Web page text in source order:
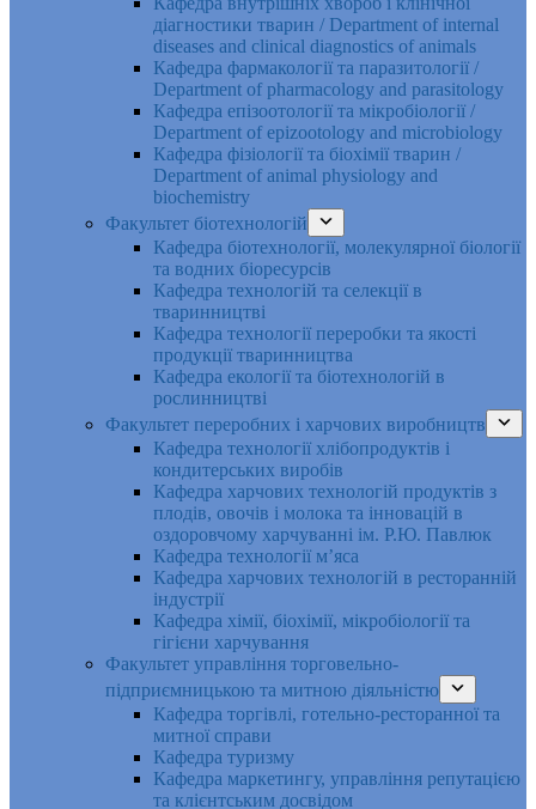
діагностики тварин / Department of internal
diseases and clinical diagnostics of animals
Кафедра фармакології та паразитології /
Department of pharmacology and parasitology
Кафедра епізоотології та мікробіології /
Department of epizootology and microbiology
Кафедра фізіології та біохімії тварин /
Department of animal physiology and
biochemistry
Факультет біотехнологій
Кафедра біотехнології, молекулярної біології
та водних біоресурсів
Кафедра технологій та селекції в
тваринництві
Кафедра технології переробки та якості
продукції тваринництва
Кафедра екології та біотехнологій в
рослинництві
Факультет переробних і харчових виробництв
Кафедра технології хлібопродуктів і
кондитерських виробів
Кафедра харчових технологій продуктів з
плодів, овочів і молока та інновацій в
оздоровчому харчуванні ім. Р.Ю. Павлюк
Кафедра технології м’яса
Кафедра харчових технологій в ресторанній
індустрії
Кафедра хімії, біохімії, мікробіології та
гігієни харчування
Факультет управління торговельно-
підприємницькою та митною діяльністю
Кафедра торгівлі, готельно-ресторанної та
митної справи
Кафедра туризму
Кафедра маркетингу, управління репутацією
та клієнтським досвідом